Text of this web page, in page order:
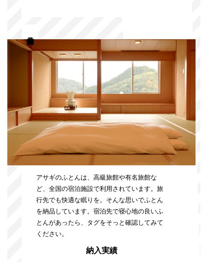
アサギのふとんは、高級旅館や有名旅館な
ど、全国の宿泊施設で利用されています。旅
行先でも快適な眠りを。そんな思いでふとん
を納品しています。宿泊先で寝心地の良いふ
とんがあったら、タグをそっと確認してみて
ください。
納入実績